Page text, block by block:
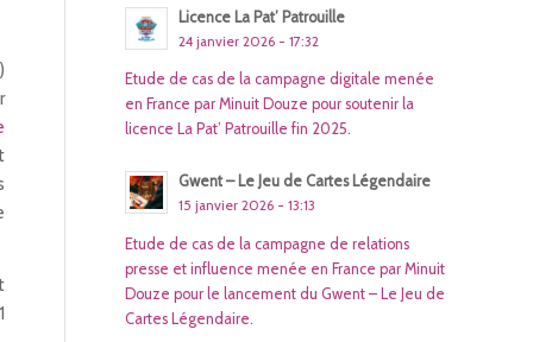
Licence La Pat’ Patrouille
24 janvier 2026 - 17:32
Etude de cas de la campagne digitale menée
en France par Minuit Douze pour soutenir la
licence La Pat’ Patrouille fin 2025.
Gwent – Le Jeu de Cartes Légendaire
15 janvier 2026 - 13:13
Etude de cas de la campagne de relations
presse et influence menée en France par Minuit
Douze pour le lancement du Gwent – Le Jeu de
Cartes Légendaire.